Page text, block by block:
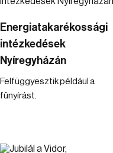
Energiatakarékossági
intézkedések
Nyíregyházán
Felfüggyesztik például a
fűnyírást.